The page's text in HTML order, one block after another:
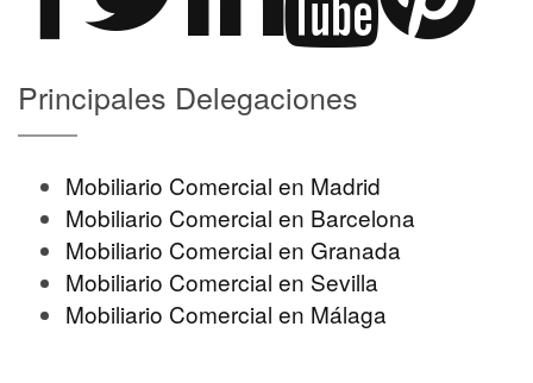
Principales Delegaciones
Mobiliario Comercial en Madrid
Mobiliario Comercial en Barcelona
Mobiliario Comercial en Granada
Mobiliario Comercial en Sevilla
Mobiliario Comercial en Málaga